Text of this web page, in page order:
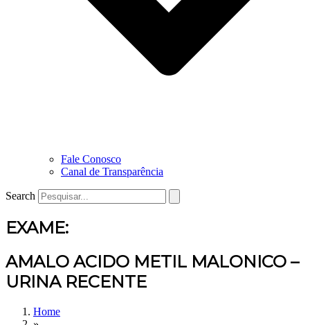
Fale Conosco
Canal de Transparência
Search
EXAME:
AMALO ACIDO METIL MALONICO –
URINA RECENTE
Home